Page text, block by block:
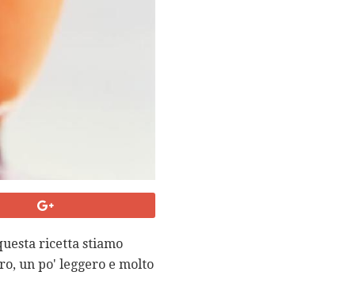
ricetta stiamo
un po' leggero e molto